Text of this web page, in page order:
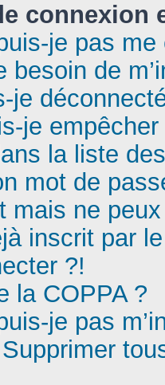
connexion
je pas
besoin de
je
je
la liste
mot de
mais ne
inscrit par
?!
la COPPA ?
je pas